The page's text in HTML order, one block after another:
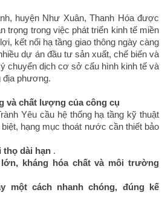
huyện Như Xuân, Thanh Hóa được
trọng trong việc phát triển kinh tế miền
kết nối hạ tầng giao thông ngày càng
dự án đầu tư sản xuất, chế biến và
chuyển dịch cơ sở cấu hình kinh tế và
địa phương.
và chất lượng của công cụ
Yêu cầu hệ thống hạ tầng kỹ thuật
hạng mục thoát nước cần thiết bảo
thọ dài hạn .
kháng hóa chất và môi trường
một cách nhanh chóng, đúng kế